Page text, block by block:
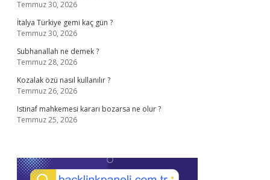
Temmuz 30, 2026
İtalya Türkiye gemi kaç gün ?
Temmuz 30, 2026
Subhanallah ne demek ?
Temmuz 28, 2026
Kozalak özü nasıl kullanılır ?
Temmuz 26, 2026
Istinaf mahkemesi kararı bozarsa ne olur ?
Temmuz 25, 2026